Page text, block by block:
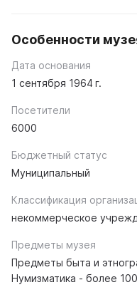
Особенности
Дата основания
1 сентября 1964 г.
Посетители
6000
Бюджетный статус
Муниципальный
Классификация
некоммерческое
Предметы музея
Предметы быта и
Нумизматика - более